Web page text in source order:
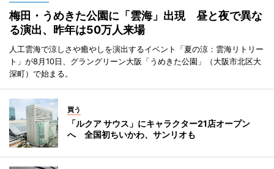
梅田・うめきた公園に「雲海」出現 昼と夜で異な
る演出、昨年は50万人来場
人工雲海で涼しさや癒やしを演出するイベント「夏の涼：雲海リトリー
ト」が8月10日、グラングリーン大阪「うめきた公園」（大阪市北区大
深町）で始まる。
買う
「ルクア サウス」にキャラクター21店オープン
へ 全国初ちいかわ、サンリオも